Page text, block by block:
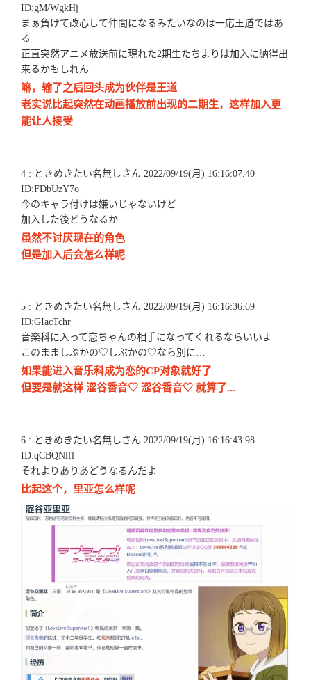
ID:gM/WgkHj
まぁ負けて改心して仲間になるみたいなのは一応王道ではあ
る
正直突然アニメ放送前に現れた2期生たちよりは加入に納得出
来るかもしれん
嘛，输了之后回头成为伙伴是王道
老实说比起突然在动画播放前出现的二期生，这样加入更
能让人接受
4 : ときめきたい名無しさん 2022/09/19(月) 16:16:07.40
ID:FDbUzY7o
今のキャラ付けは嫌いじゃないけど
加入した後どうなるか
虽然不讨厌现在的角色
但是加入后会怎么样呢
5 : ときめきたい名無しさん 2022/09/19(月) 16:16:36.69
ID:GIacTchr
音楽科に入って恋ちゃんの相手になってくれるならいいよ
このまましぶかの♡しぶかの♡なら別に…
如果能进入音乐科成为恋的CP对象就好了
但要是就这样 涩谷香音♡ 涩谷香音♡ 就算了...
6 : ときめきたい名無しさん 2022/09/19(月) 16:16:43.98
ID:qCBQNlfl
それよりありあどうなるんだよ
比起这个，里亚怎么样呢